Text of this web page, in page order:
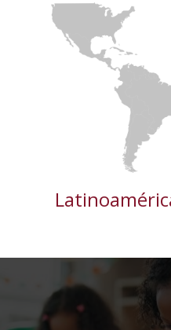
¿Qué
parte natural del
Estos cambios se
En...
todas las cookies de
TODOS LOS SOCIOS
Cookies de
rendimiento
DETALLES